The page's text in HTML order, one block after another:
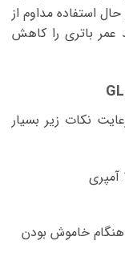
استفاده مداوم از
عمر باتری را کاهش
نکات زیر بسیار
خاموش بودن